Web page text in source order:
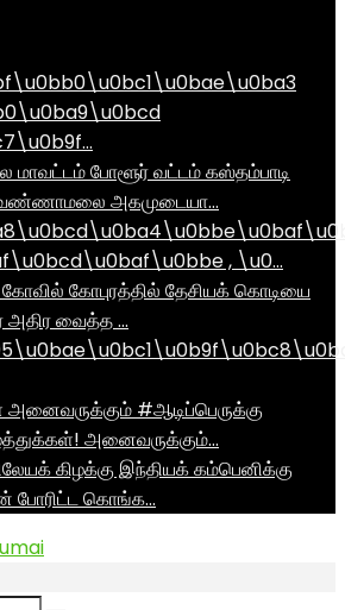
போளூர் வட்டம் கஸ்தம்பாடி
அகமுடையா…
, \u0…
கோபுரத்தில் தேசியக் கொடியை
அதிர வைத்த …
#ஆடிப்பெருக்கு
அனைவருக்கும்…
கிழக்கு இந்தியக் கம்பெனிக்கு
போரிட்ட கொங்க…